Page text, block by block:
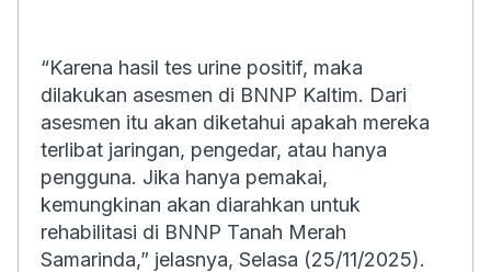
“Karena hasil tes urine positif, maka
dilakukan asesmen di BNNP Kaltim. Dari
asesmen itu akan diketahui apakah mereka
terlibat jaringan, pengedar, atau hanya
pengguna. Jika hanya pemakai,
kemungkinan akan diarahkan untuk
rehabilitasi di BNNP Tanah Merah
Samarinda,” jelasnya, Selasa (25/11/2025).